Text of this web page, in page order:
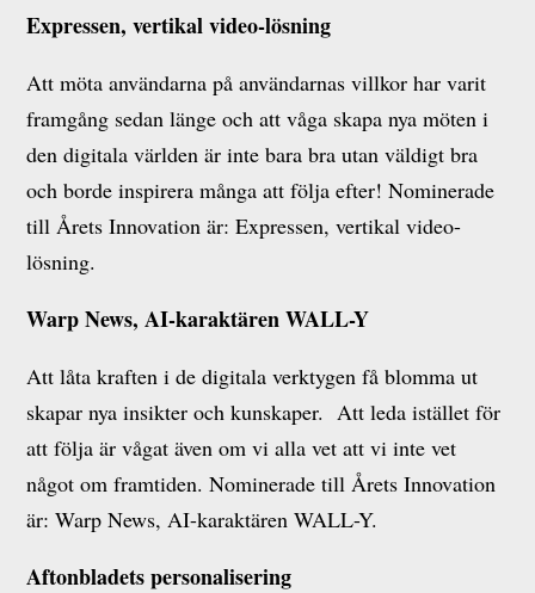
Expressen, vertikal video-lösning
Att möta användarna på användarnas villkor har varit
framgång sedan länge och att våga skapa nya möten i
den digitala världen är inte bara bra utan väldigt bra
och borde inspirera många att följa efter! Nominerade
till Årets Innovation är: Expressen, vertikal video-
lösning.
Warp News, AI-karaktären WALL-Y
Att låta kraften i de digitala verktygen få blomma ut
skapar nya insikter och kunskaper. Att leda istället för
att följa är vågat även om vi alla vet att vi inte vet
något om framtiden. Nominerade till Årets Innovation
är: Warp News, AI-karaktären WALL-Y.
Aftonbladets personalisering